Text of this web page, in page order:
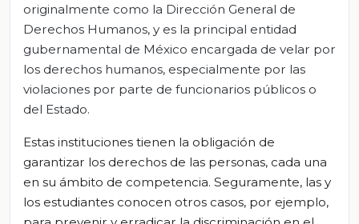
originalmente como la Dirección General de
Derechos Humanos, y es la principal entidad
gubernamental de México encargada de velar por
los derechos humanos, especialmente por las
violaciones por parte de funcionarios públicos o
del Estado.
Estas instituciones tienen la obligación de
garantizar los derechos de las personas, cada una
en su ámbito de competencia. Seguramente, las y
los estudiantes conocen otros casos, por ejemplo,